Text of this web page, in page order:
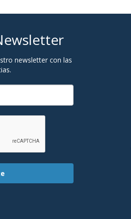
newsletter con las